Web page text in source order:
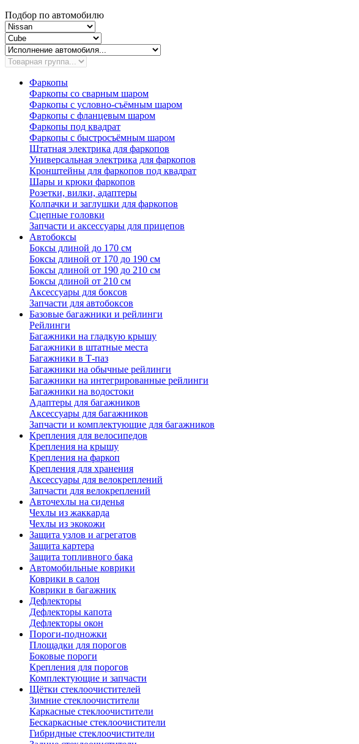
Подбор по автомобилю
Фаркопы
Фаркопы со сварным шаром
Фаркопы с условно-съёмным шаром
Фаркопы с фланцевым шаром
Фаркопы под квадрат
Фаркопы с быстросъёмным шаром
Штатная электрика для фаркопов
Универсальная электрика для фаркопов
Кронштейны для фаркопов под квадрат
Шары и крюки фаркопов
Розетки, вилки, адаптеры
Колпачки и заглушки для фаркопов
Сцепные головки
Запчасти и аксессуары для прицепов
Автобоксы
Боксы длиной до 170 см
Боксы длиной от 170 до 190 см
Боксы длиной от 190 до 210 см
Боксы длиной от 210 см
Аксессуары для боксов
Запчасти для автобоксов
Базовые багажники и рейлинги
Рейлинги
Багажники на гладкую крышу
Багажники в штатные места
Багажники в Т-паз
Багажники на обычные рейлинги
Багажники на интегрированные рейлинги
Багажники на водостоки
Адаптеры для багажников
Аксессуары для багажников
Запчасти и комплектующие для багажников
Крепления для велосипедов
Крепления на крышу
Крепления на фаркоп
Крепления для хранения
Аксессуары для велокреплений
Запчасти для велокреплений
Авточехлы на сиденья
Чехлы из жаккарда
Чехлы из экокожи
Защита узлов и агрегатов
Защита картера
Защита топливного бака
Автомобильные коврики
Коврики в салон
Коврики в багажник
Дефлекторы
Дефлекторы капота
Дефлекторы окон
Пороги-подножки
Площадки для порогов
Боковые пороги
Крепления для порогов
Комплектующие и запчасти
Щётки стеклоочистителей
Зимние стеклоочистители
Каркасные стеклоочистители
Бескаркасные стеклоочистители
Гибридные стеклоочистители